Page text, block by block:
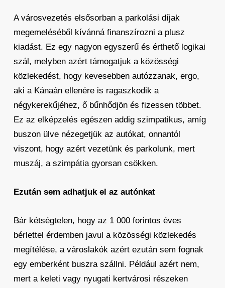
A városvezetés elsősorban a parkolási díjak
megemeléséből kívánná finanszírozni a plusz
kiadást. Ez egy nagyon egyszerű és érthető logikai
szál, melyben azért támogatjuk a közösségi
közlekedést, hogy kevesebben autózzanak, ergo,
aki a Kánaán ellenére is ragaszkodik a
négykerekűjéhez, ő bűnhődjön és fizessen többet.
Ez az elképzelés egészen addig szimpatikus, amíg
buszon ülve nézegetjük az autókat, onnantól
viszont, hogy azért vezetünk és parkolunk, mert
muszáj, a szimpátia gyorsan csökken.
Ezután sem adhatjuk el az autónkat
Bár kétségtelen, hogy az 1 000 forintos éves
bérlettel érdemben javul a közösségi közlekedés
megítélése, a városlakók azért ezután sem fognak
egy emberként buszra szállni. Például azért nem,
mert a keleti vagy nyugati kertvárosi részeken